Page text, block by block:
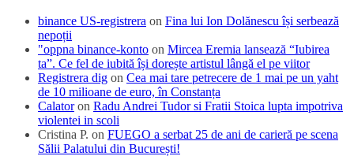
binance US-registrera on Fina lui Ion Dolănescu își serbează
nepoții
"oppna binance-konto on Mircea Eremia lansează “Iubirea
ta”. Ce fel de iubită își dorește artistul lângă el pe viitor
Registrera dig on Cea mai tare petrecere de 1 mai pe un yaht
de 10 milioane de euro, în Constanța
Calatoron Radu Andrei Tudor si Fratii Stoica lupta impotriva
violentei in scoli
Cristina P. on FUEGO a serbat 25 de ani de carieră pe scena
Sălii Palatului din București!